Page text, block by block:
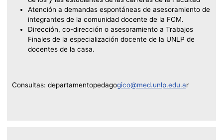
Atención a demandas espontáneas de asesoramiento de
integrantes de la comunidad docente de la FCM.
Dirección, co-dirección o asesoramiento a Trabajos
Finales de la especialización docente de la UNLP de
docentes de la casa.
Consultas: departamentopedagogico@med.unlp.edu.ar